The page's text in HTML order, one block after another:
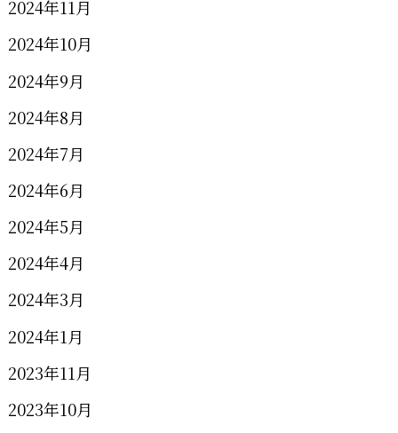
2024年11月
2024年10月
2024年9月
2024年8月
2024年7月
2024年6月
2024年5月
2024年4月
2024年3月
2024年1月
2023年11月
2023年10月